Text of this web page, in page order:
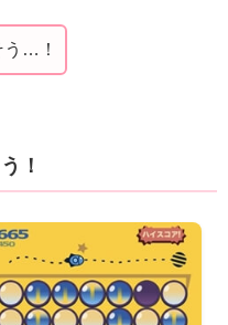
う…！
！